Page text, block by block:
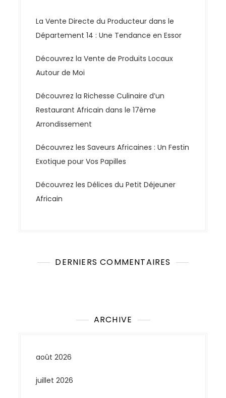
La Vente Directe du Producteur dans le
Département 14 : Une Tendance en Essor
Découvrez la Vente de Produits Locaux
Autour de Moi
Découvrez la Richesse Culinaire d’un
Restaurant Africain dans le 17ème
Arrondissement
Découvrez les Saveurs Africaines : Un Festin
Exotique pour Vos Papilles
Découvrez les Délices du Petit Déjeuner
Africain
DERNIERS COMMENTAIRES
ARCHIVE
août 2026
juillet 2026